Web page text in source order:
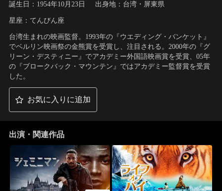
誕生日：1954年10月23日 出身地：台湾・屏東県
星座：てんびん座
台湾生まれの映画監督。1993年の『ウエディング・バンケット』
でベルリン映画祭の金熊賞を受賞し、注目される。2000年の『グ
リーン・デスティニー』でアカデミー外国語映画賞を受賞、05年
の『ブロークバック・マウンテン』ではアカデミー監督賞を受賞
した。
お気に入りに追加
出演・関連作品